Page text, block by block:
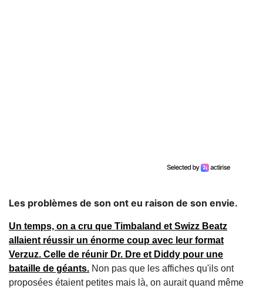
Les problèmes de son ont eu raison de son envie.
Un temps, on a cru que Timbaland et Swizz Beatz
allaient réussir un énorme coup avec leur format
Verzuz. Celle de réunir Dr. Dre et Diddy pour une
bataille de géants. Non pas que les affiches qu'ils ont
proposées étaient petites mais là, on aurait quand même